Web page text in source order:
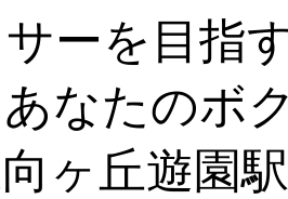
ーを目指
なたのボ
ヶ丘遊園